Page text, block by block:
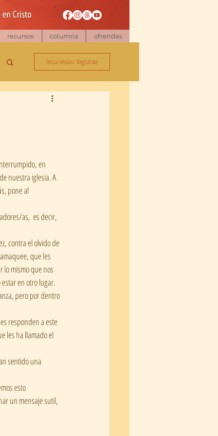
recursos columna ofrendas
Inicia sesión/ Regístrate
nuestra iglesia. A
pone al
que les
lo mismo que nos
en otro lugar.
pero por dentro
les ha llamado el
un mensaje sutil,